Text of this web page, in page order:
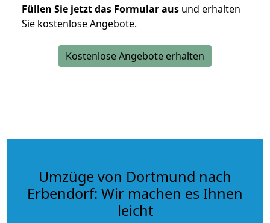
Füllen Sie jetzt das Formular aus und erhalten
Sie kostenlose Angebote.
Kostenlose Angebote erhalten
Umzüge von Dortmund nach
Erbendorf: Wir machen es Ihnen
leicht